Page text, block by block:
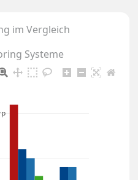
im Vergleich
Systeme